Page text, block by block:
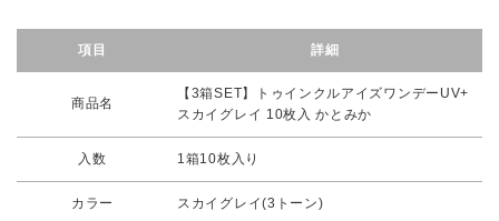
項目 詳細
商品名
【3箱SET】トゥインクルアイズワンデーUV+
スカイグレイ 10枚入 かとみか
入数 1箱10枚入り
カラー スカイグレイ(3トーン)